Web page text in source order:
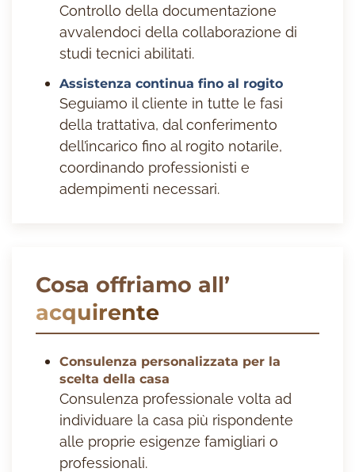
Controllo della documentazione
avvalendoci della collaborazione di
studi tecnici abilitati.
Assistenza continua fino al rogito
Seguiamo il cliente in tutte le fasi
della trattativa, dal conferimento
dell’incarico fino al rogito notarile,
coordinando professionisti e
adempimenti necessari.
Cosa offriamo all’
acquirente
Consulenza personalizzata per la
scelta della casa
Consulenza professionale volta ad
individuare la casa più rispondente
alle proprie esigenze famigliari o
professionali.